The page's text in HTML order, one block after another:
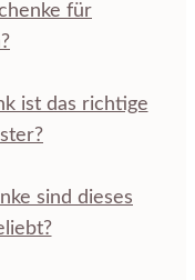
für
ist das richtige
sind dieses